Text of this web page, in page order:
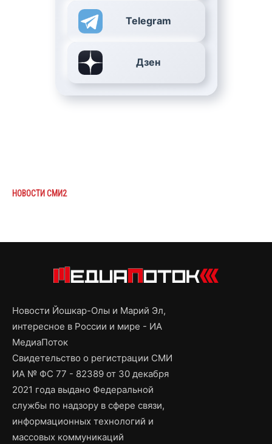
Telegram
Дзен
НОВОСТИ СМИ2
Новости Йошкар-Олы и Марий Эл,
интересное в России и мире - ИА
МедиаПоток
Свидетельство о регистрации СМИ
ИА № ФС 77 - 82389 от 30 декабря
2021 года выдано Федеральной
службы по надзору в сфере связи,
информационных технологий и
массовых коммуникаций